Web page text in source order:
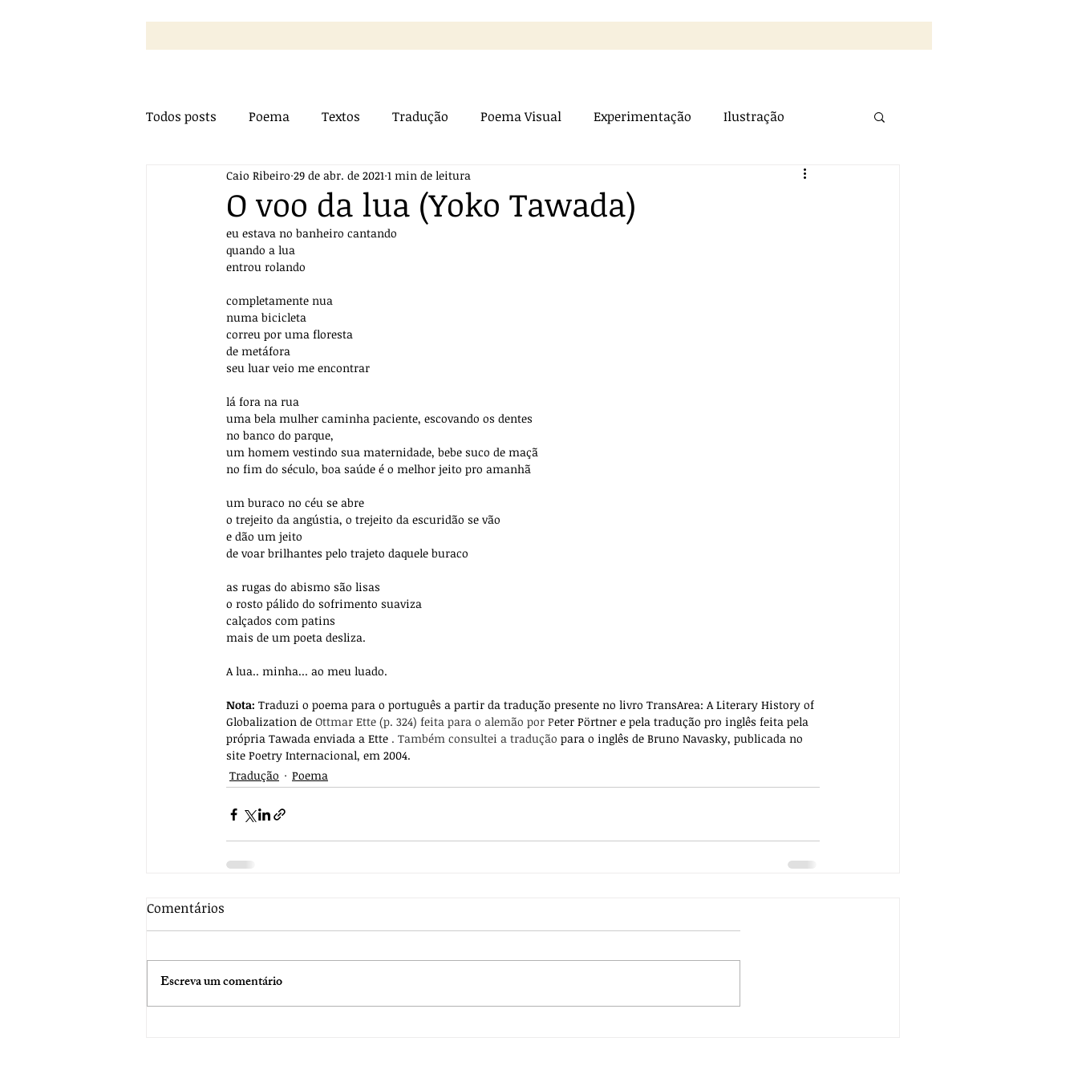
Todos posts Poema Textos Tradução Poema Visual Experimentação Ilustração
Bate-Papo Vídeos Prosa
O voo da lua (Yoko Tawada)
Caio Ribeiro 29 de abr. de 2021 1 min de leitura
eu estava no banheiro cantando
quando a lua
entrou rolando
completamente nua
numa bicicleta
correu por uma floresta
de metáfora
seu luar veio me encontrar
lá fora na rua
uma bela mulher caminha paciente, escovando os dentes
no banco do parque,
um homem vestindo sua maternidade, bebe suco de maçã
no fim do século, boa saúde é o melhor jeito pro amanhã
um buraco no céu se abre
o trejeito da angústia, o trejeito da escuridão se vão
e dão um jeito
de voar brilhantes pelo trajeto daquele buraco
as rugas do abismo são lisas
o rosto pálido do sofrimento suaviza
calçados com patins
mais de um poeta desliza.
A lua.. minha... ao meu luado.
Nota: Traduzi o poema para o português a partir da tradução presente no livro TransArea: A Literary History of
Globalization de Ottmar Ette (p. 324) feita para o alemão por Peter Pörtner e pela tradução pro inglês feita pela
própria Tawada enviada a Ette . Também consultei a tradução para o inglês de Bruno Navasky, publicada no
site Poetry Internacional, em 2004.
Tradução
Poema
Comentários
Escreva um comentário